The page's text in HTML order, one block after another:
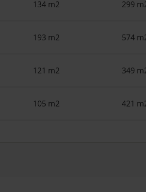
134 m2 299
193 m2 574
121 m2 349
105 m2 421